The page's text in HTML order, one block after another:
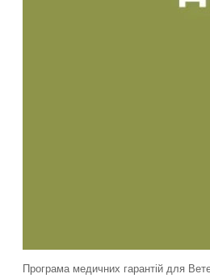
Програма медичних гарантій для